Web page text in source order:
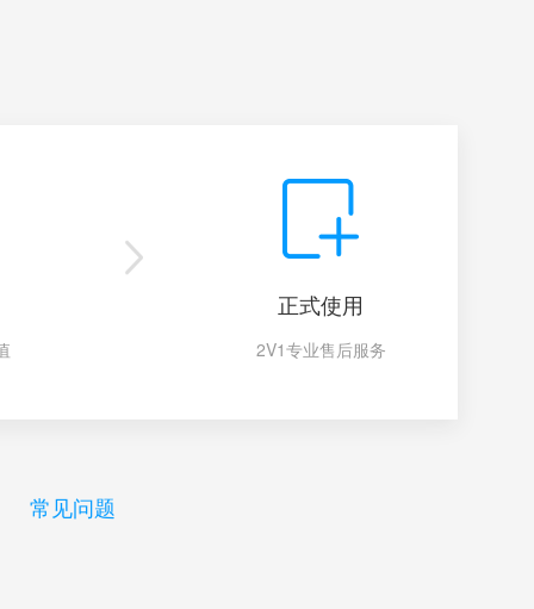
正式使用
2V1专业售后服务
常见问题